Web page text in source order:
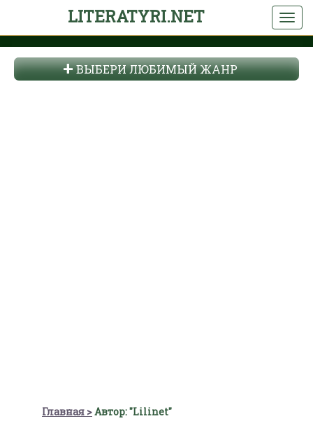
LITERATYRI.NET
ВЫБЕРИ ЛЮБИМЫЙ ЖАНР
Главная Автор: "Lilinet"